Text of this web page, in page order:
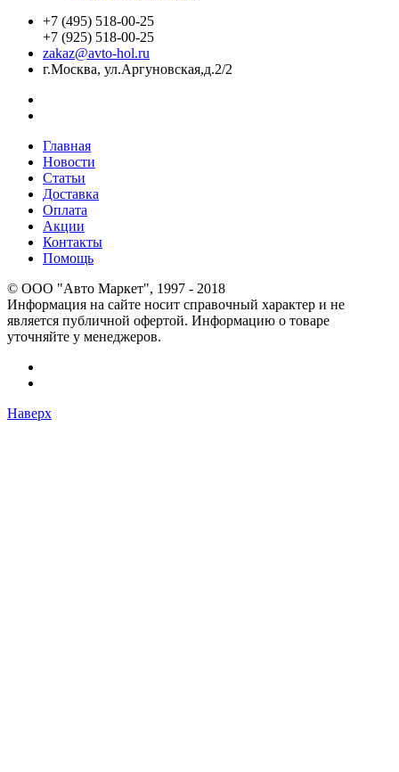
+7 (495) 518-00-25
+7 (925) 518-00-25
zakaz@avto-hol.ru
г.Москва, ул.Аргуновская,д.2/2
Главная
Новости
Статьи
Доставка
Оплата
Акции
Контакты
Помощь
© OOO "Авто Маркет", 1997 - 2018
Информация на сайте носит справочный характер и не
является публичной офертой. Информацию о товаре
уточняйте у менеджеров.
Наверх